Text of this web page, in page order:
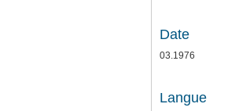
Date
03.1976
Langue